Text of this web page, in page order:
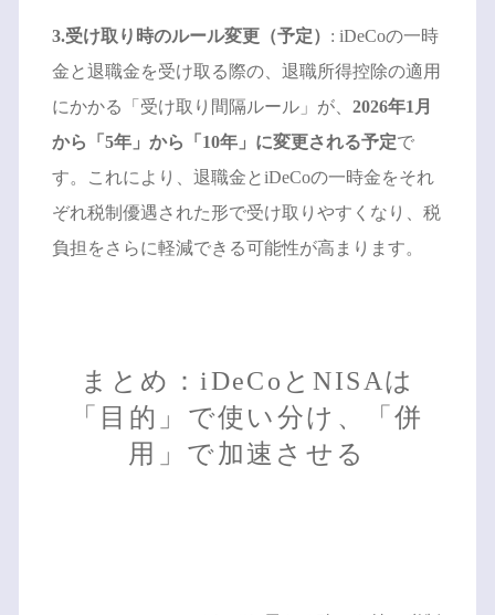
3.受け取り時のルール変更（予定） : iDeCoの一時
金と退職金を受け取る際の、退職所得控除の適用
にかかる「受け取り間隔ルール」が、 2026年1月
から「5年」から「10年」に変更される予定で
す。これにより、退職金とiDeCoの一時金をそれ
ぞれ税制優遇された形で受け取りやすくなり、税
負担をさらに軽減できる可能性が高まります。
まとめ：iDeCoとNISAは
「目的」で使い分け、「併
用」で加速させる